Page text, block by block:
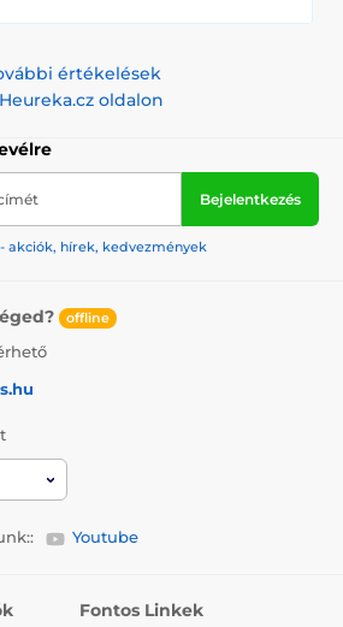
értékelések
oldalon
Bejelentkezés
akciók, hírek, kedvezmények
offline
Youtube
Fontos Linkek